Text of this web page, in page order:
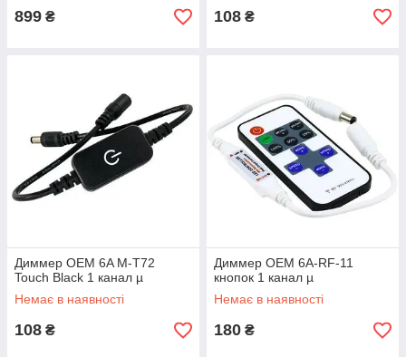
899 ₴ 108 ₴
Диммер OEM 6A M-T72
Touch Black 1 канал µ
Немає в наявності
108 ₴
Диммер OEM 6A-RF-11
кнопок 1 канал µ
Немає в наявності
180 ₴